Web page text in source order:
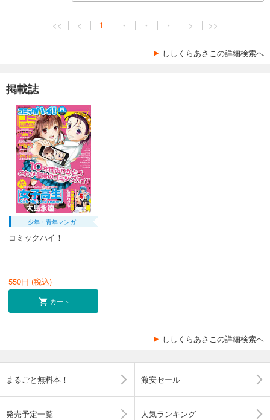
<< < 1 ・ ・ ・ > >>
ししくらあさこの詳細検索へ
掲載誌
少年・青年マンガ
コミックハイ！
550円 (税込)
カート
ししくらあさこの詳細検索へ
まるごと無料本！ 激安セール
発売予定一覧 人気ランキング